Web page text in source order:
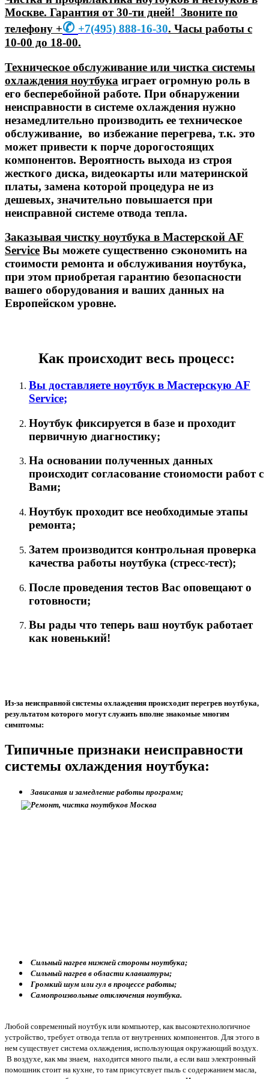
Москве. Гарантия от 30-ти дней! Звоните по
телефону +✆ +7(495) 888-16-30. Часы работы с
10-00 до 18-00.
Техническое обслуживание или чистка системы
охлаждения ноутбука играет огромную роль в
его бесперебойной работе. При обнаружении
неисправности в системе охлаждения нужно
незамедлительно производить ее техническое
обслуживание, во избежание перегрева, т.к. это
может привести к порче дорогостоящих
компонентов. Вероятность выхода из строя
жесткого диска, видеокарты или материнской
платы, замена которой процедура не из
дешевых, значительно повышается при
неисправной системе отвода тепла.
Заказывая чистку ноутбука в Мастерской AF
Service Вы можете существенно сэкономить на
стоимости ремонта и обслуживания ноутбука,
при этом приобретая гарантию безопасности
вашего оборудования и ваших данных на
Европейском уровне.
Как происходит весь процесс:
Вы доставляете ноутбук в Мастерскую AF
Service;
Ноутбук фиксируется в базе и проходит
первичную диагностику;
На основании полученных данных
происходит согласование стоиомости работ с
Вами;
Ноутбук проходит все необходимые этапы
ремонта;
Затем производится контрольная проверка
качества работы ноутбука (стресс-тест);
После проведения тестов Вас оповещают о
готовности;
Вы рады что теперь ваш ноутбук работает
как новенький!
Из-за неисправной системы охлаждения происходит перегрев ноутбука,
результатом которого могут служить вполне знакомые многим
симптомы:
Типичные признаки неисправности
системы охлаждения ноутбука:
Зависания и замедление работы программ;
Сильный нагрев нижней стороны ноутбука;
Сильный нагрев в области клавиатуры;
Громкий шум или гул в процессе работы;
Самопроизвольные отключения ноутбука.
Любой современный ноутбук или компьютер, как высокотехнологичное
устройство, требует отвода тепла от внутренних компонентов. Для этого в
нем существует система охлаждения, использующая окружающий воздух.
В воздухе, как мы знаем, находится много пыли, а если ваш электронный
помошник стоит на кухне, то там присутсвует пыль с содержанием масла,